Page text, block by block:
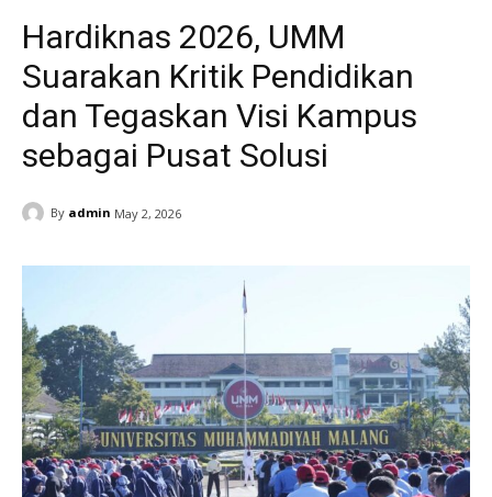
Hardiknas 2026, UMM
Suarakan Kritik Pendidikan
dan Tegaskan Visi Kampus
sebagai Pusat Solusi
By admin May 2, 2026